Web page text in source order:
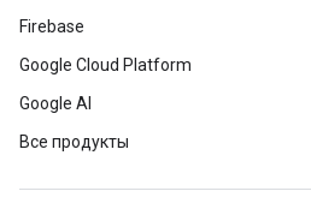
Firebase
Google Cloud Platform
Google AI
Все продукты